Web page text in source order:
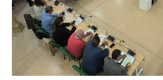
SERVIZI ALLE IMPRESE
LAVORO
BANDI